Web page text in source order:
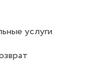
услуги